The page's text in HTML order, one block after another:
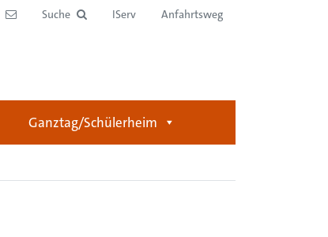
Suche IServ Anfahrtsweg
Ganztag/Schülerheim